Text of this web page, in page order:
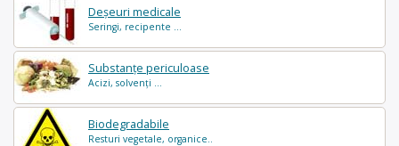
Deșeuri medicale
Seringi, recipente ...
Substanțe periculoase
Acizi, solvenți ...
Biodegradabile
Resturi vegetale, organice..